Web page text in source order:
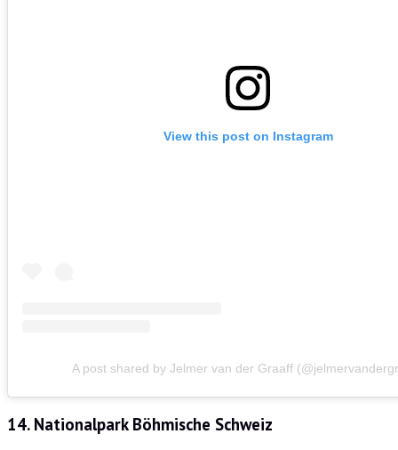
View this post on Instagram
A post shared by Jelmer van der Graaff
14. Nationalpark Böhmische Schweiz